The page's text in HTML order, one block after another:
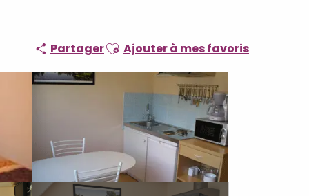
PartagerAjouter aux favoris
Ajouter à mes favoris